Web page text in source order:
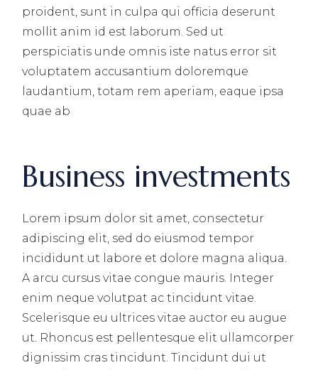
proident, sunt in culpa qui officia deserunt
mollit anim id est laborum. Sed ut
perspiciatis unde omnis iste natus error sit
voluptatem accusantium doloremque
laudantium, totam rem aperiam, eaque ipsa
quae ab
Business investments
Lorem ipsum dolor sit amet, consectetur
adipiscing elit, sed do eiusmod tempor
incididunt ut labore et dolore magna aliqua.
A arcu cursus vitae congue mauris. Integer
enim neque volutpat ac tincidunt vitae.
Scelerisque eu ultrices vitae auctor eu augue
ut. Rhoncus est pellentesque elit ullamcorper
dignissim cras tincidunt. Tincidunt dui ut